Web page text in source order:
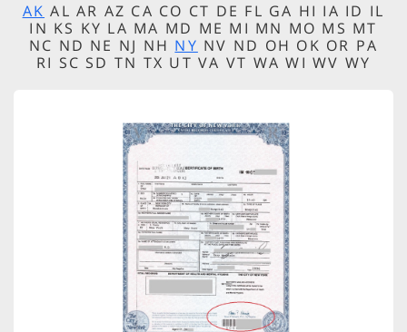
AK AL AR AZ CA CO CT DE FL GA HI IA ID IL
IN KS KY LA MA MD ME MI MN MO MS MT
NC ND NE NJ NH NY NV ND OH OK OR PA
RI SC SD TN TX UT VA VT WA WI WV WY